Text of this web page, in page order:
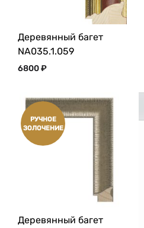
Деревянный багет
NA035.1.059
6800₽
РУЧНОЕ
ЗОЛОЧЕНИЕ
Деревянный багет